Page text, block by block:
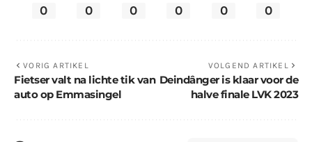
0 0 0 0 0 0
VORIG ARTIKEL
Fietser valt na lichte tik van
auto op Emmasingel
VOLGEND ARTIKEL
Deindânger is klaar voor de
halve finale LVK 2023